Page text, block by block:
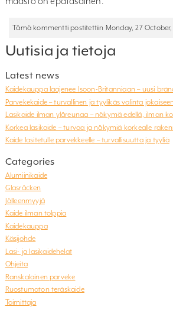
Tämä kommentti postitettiin Monday, 27 October,
Uutisia ja tietoja
Latest news
Kaidekauppa laajenee Isoon-Britanniaan – uusi
Parvekekaide – turvallinen ja tyylikäs valinta
Lasikaide ilman yläreunaa – näkymä edellä, ilman
Korkea lasikaide – turvaa ja näkymiä korkealle
Kaide lasitetulle parvekkeelle – turvallisuutta ja tyyliä
Categories
Alumiinikaide
Glasräcken
Jälleenmyyjä
Kaide ilman tolppia
Kaidekauppa
Käsijohde
Lasi- ja lasikaidehelat
Ohjeita
Ranskalainen parveke
Ruostumaton teräskaide
Toimittaja